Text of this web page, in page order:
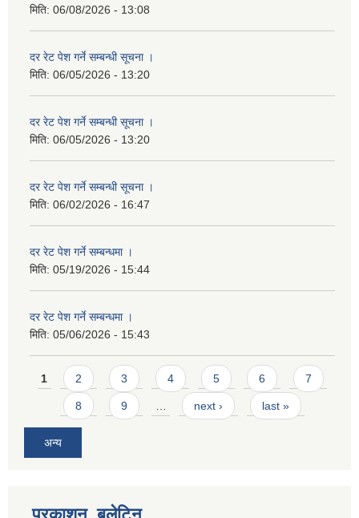
मिति: 06/08/2026 - 13:08
दर रेट पेश गर्ने सम्बन्धी सूचना ।
मिति: 06/05/2026 - 13:20
दर रेट पेश गर्ने सम्बन्धी सूचना ।
मिति: 06/05/2026 - 13:20
दर रेट पेश गर्ने सम्बन्धी सूचना ।
मिति: 06/02/2026 - 16:47
दर रेट पेश गर्ने सम्बन्धमा ।
मिति: 05/19/2026 - 15:44
दर रेट पेश गर्ने सम्बन्धमा ।
मिति: 05/06/2026 - 15:43
Pages
1 2 3 4 5 6 7
8 9 next › last »
अन्य